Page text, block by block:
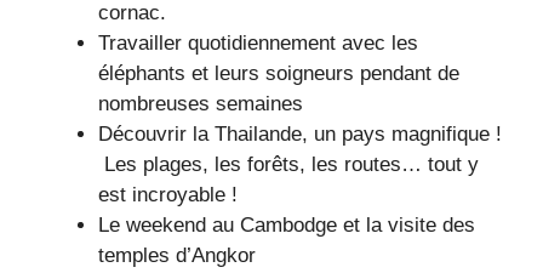
cornac.
Travailler quotidiennement avec les
éléphants et leurs soigneurs pendant de
nombreuses semaines
Découvrir la Thailande, un pays magnifique !
Les plages, les forêts, les routes… tout y
est incroyable !
Le weekend au Cambodge et la visite des
temples d’Angkor